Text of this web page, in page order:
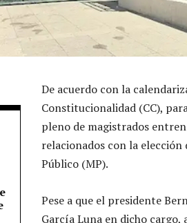
De acuerdo con la
Constitucionalidad (CC),
pleno de magistrados
relacionados con la elección
Público (MP).
Pese a que el presidente
García Luna en dicho cargo,